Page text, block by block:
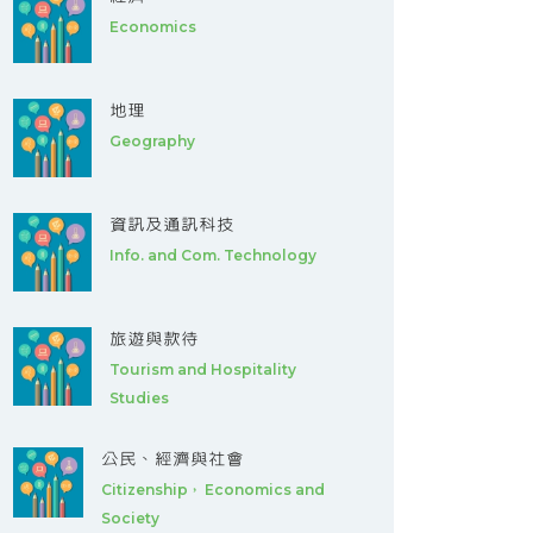
Economics
地理
Geography
資訊及通訊科技
Info. and Com. Technology
旅遊與款待
Tourism and Hospitality
Studies
公民、經濟與社會
Citizenship， Economics and
Society